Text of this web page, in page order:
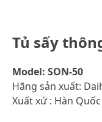
Tủ sấy
Model: SON-50
Hãng sản xuất:
Xuất xứ : Hàn Quốc